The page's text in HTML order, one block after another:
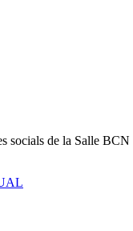
socials de la Salle BCN